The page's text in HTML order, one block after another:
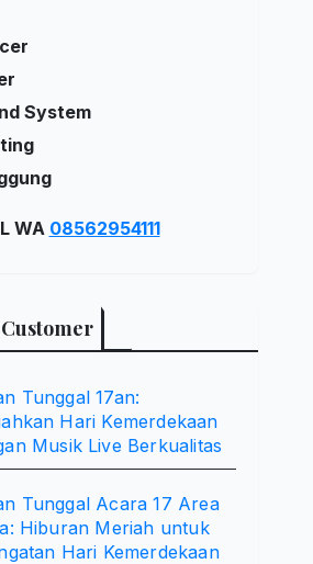
System
WA 08562954111
Tunggal 17an:
Hari Kemerdekaan
Musik Live Berkualitas
Tunggal Acara 17 Area
Hiburan Meriah untuk
Hari Kemerdekaan